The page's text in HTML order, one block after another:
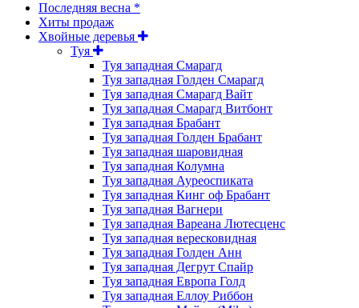
Последняя весна *
Хиты продаж
Хвойные деревья
Туя
Туя западная Смарагд
Туя западная Голден Смарагд
Туя западная Смарагд Вайт
Туя западная Смарагд Витбонт
Туя западная Брабант
Туя западная Голден Брабант
Туя западная шаровидная
Туя западная Колумна
Туя западная Ауреоспиката
Туя западная Кинг оф Брабант
Туя западная Вагнери
Туя западная Вареана Лютесценс
Туя западная вересковидная
Туя западная Голден Анн
Туя западная Дегрут Спайр
Туя западная Европа Голд
Туя западная Еллоу Риббон